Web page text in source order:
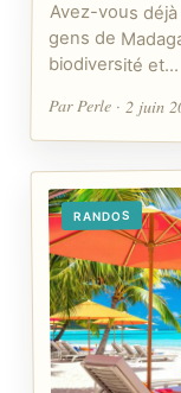
Avez-vous
gens de
biodiversité et…
Par Perle · 2 juin
RANDOS